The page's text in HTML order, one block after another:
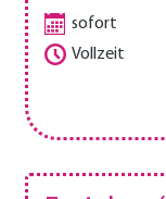
sofort
Vollzeit